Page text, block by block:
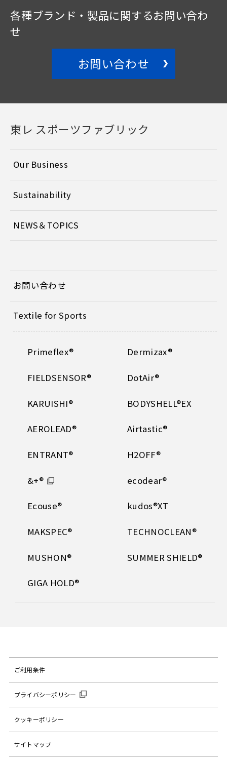
各種ブランド・製品に関するお問い合わ
せ
お問い合わせ
東レ スポーツファブリック
Our Business
Sustainability
NEWS＆TOPICS
お問い合わせ
Textile for Sports
Primeflex® Dermizax®
FIELDSENSOR® DotAir®
KARUISHI® BODYSHELL®EX
AEROLEAD® Airtastic®
ENTRANT® H2OFF®
&+® ecodear®
Ecouse® kudos®XT
MAKSPEC® TECHNOCLEAN®
MUSHON® SUMMER SHIELD®
GIGA HOLD®
ご利用条件
プライバシーポリシー
クッキーポリシー
サイトマップ